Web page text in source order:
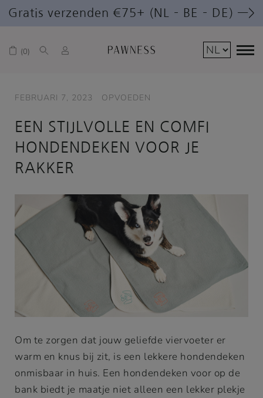
Gratis verzenden €75+ (NL – BE – DE) —>
0
FEBRUARI 7, 2023 OPVOEDEN
EEN STIJLVOLLE EN COMFI
HONDENDEKEN VOOR JE
RAKKER
Om te zorgen dat jouw geliefde viervoeter er
warm en knus bij zit, is een lekkere hondendeken
onmisbaar in huis. Een hondendeken voor op de
bank biedt je maatje niet alleen een lekker plekje